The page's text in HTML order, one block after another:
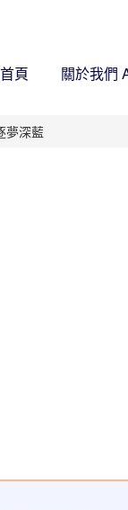
首頁 關於我們
夢深藍